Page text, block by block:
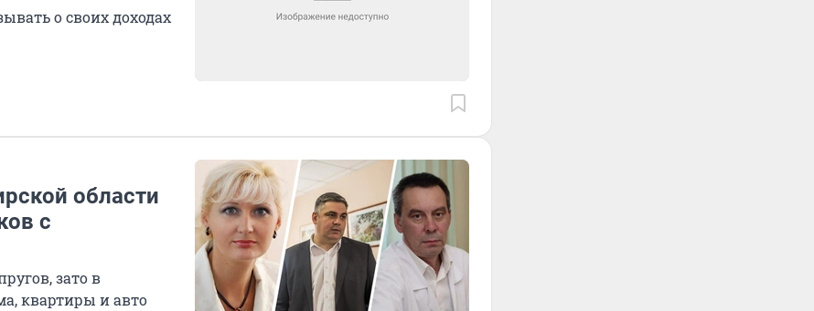
о своих доходах
области
с
зато в
квартиры и авто